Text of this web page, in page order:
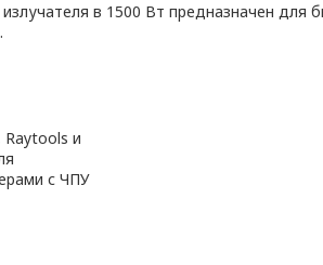
в 1500 Вт предназначен для
и
с ЧПУ